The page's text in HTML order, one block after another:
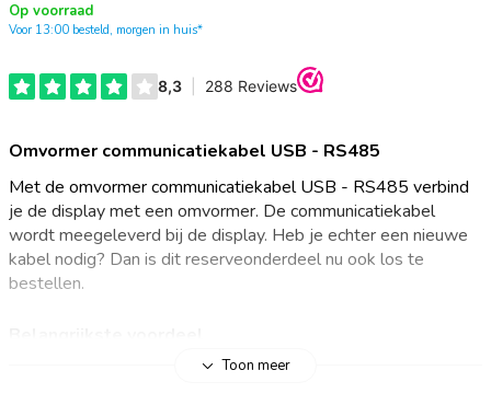
Op voorraad
Voor 13:00 besteld, morgen in huis*
Omvormer communicatiekabel USB - RS485
Met de omvormer communicatiekabel USB - RS485 verbind
je de display met een omvormer. De communicatiekabel
wordt meegeleverd bij de display. Heb je echter een nieuwe
kabel nodig? Dan is dit reserveonderdeel nu ook los te
bestellen.
Toon meer